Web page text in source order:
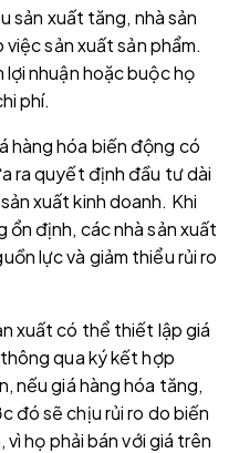
sản xuất tăng, nhà sản
sản xuất sản phẩm.
nhuận hoặc buộc họ
phí.
hàng hóa biến động có
ra quyết định đầu tư dài
xuất kinh doanh. Khi
ổn định, các nhà sản xuất
lực và giảm thiểu rủi ro
xuất có thể thiết lập giá
qua ký kết hợp
nếu giá hàng hóa tăng,
đó sẽ chịu rủi ro do biến
họ phải bán với giá trên